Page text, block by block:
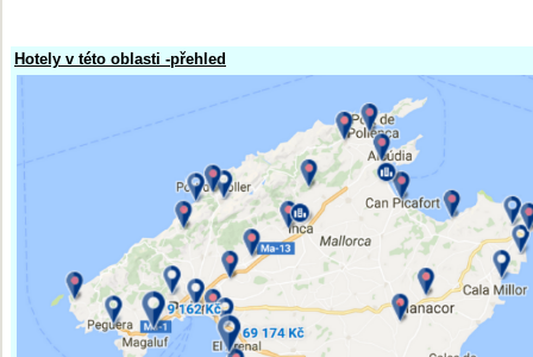
Hotely v této oblasti -přehled